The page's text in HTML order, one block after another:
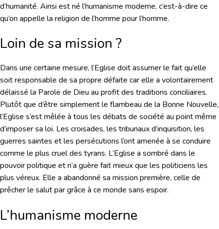
d’humanité. Ainsi est né l’humanisme moderne, c’est-à-dire ce
qu’on appelle la religion de l’homme pour l’homme.
Loin de sa mission ?
Dans une certaine mesure, l’Eglise doit assumer le fait qu’elle
soit responsable de sa propre défaite car elle a volontairement
délaissé la Parole de Dieu au profit des traditions conciliaires.
Plutôt que d’être simplement le flambeau de la Bonne Nouvelle,
l’Eglise s’est mêlée à tous les débats de société au point même
d’imposer sa loi. Les croisades, les tribunaux d’inquisition, les
guerres saintes et les persécutions l’ont amenée à se conduire
comme le plus cruel des tyrans. L’Eglise a sombré dans le
pouvoir politique et n’a guère fait mieux que les politiciens les
plus véreux. Elle a abandonné sa mission première, celle de
prêcher le salut par grâce à ce monde sans espoir.
L’humanisme moderne